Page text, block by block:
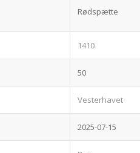
Rødspætte
1410
50
Vesterhavet
2025-07-15